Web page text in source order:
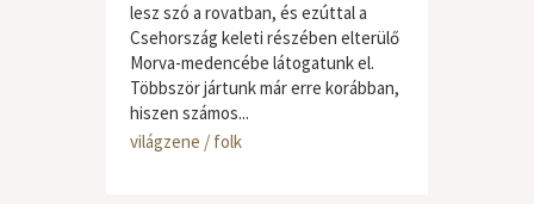
lesz szó a rovatban, és ezúttal a
Csehország keleti részében elterülő
Morva-medencébe látogatunk el.
Többször jártunk már erre korábban,
hiszen számos...
világzene / folk